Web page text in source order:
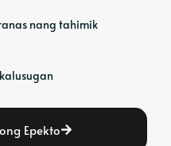
nang tahimik
Epekto